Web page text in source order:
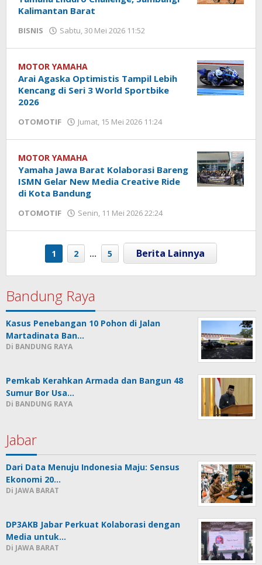
Kalimantan Barat
BISNIS Sabtu, 30 Mei 2026 11:52
MOTOR YAMAHA
Arai Agaska Optimistis Tampil Lebih
Kencang di Seri 3 World Sportbike
2026
OTOMOTIF Jumat, 15 Mei 2026 11:24
MOTOR YAMAHA
Yamaha Jawa Barat Kolaborasi Bareng
ISMN Gelar New Media Creative Ride
di Kota Bandung
OTOMOTIF Senin, 11 Mei 2026 22:24
1 2 … 5
Bandung Raya
Kasus Penebangan 10 Pohon di Jalan
Martadinata Ban…
Di BANDUNG RAYA
Pemkab Kerahkan Armada dan Bangun 48
Sumur Bor Usa…
Di BANDUNG RAYA
Jabar
Dari Data Menuju Indonesia Maju: Sensus
Ekonomi 20…
Di JAWA BARAT
DP3AKB Jabar Perkuat Kolaborasi dengan
Media untuk…
Di JAWA BARAT